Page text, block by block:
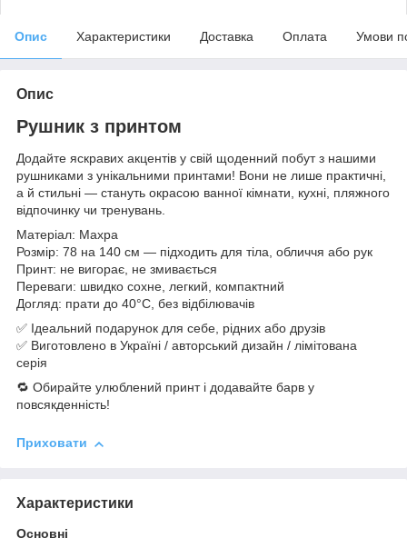
Опис Характеристики Доставка Оплата Умови
Опис
Рушник з принтом
Додайте яскравих акцентів у свій щоденний побут з нашими
рушниками з унікальними принтами! Вони не лише практичні,
а й стильні — стануть окрасою ванної кімнати, кухні, пляжного
відпочинку чи тренувань.
Матеріал: Махра
Розмір: 78 на 140 см — підходить для тіла, обличчя або рук
Принт: не вигорає, не змивається
Переваги: швидко сохне, легкий, компактний
Догляд: прати до 40°C, без відбілювачів
✅ Ідеальний подарунок для себе, рідних або друзів
✅ Виготовлено в Україні / авторський дизайн / лімітована
серія
🔁 Обирайте улюблений принт і додавайте барв у
повсякденність!
Приховати
Характеристики
Основні